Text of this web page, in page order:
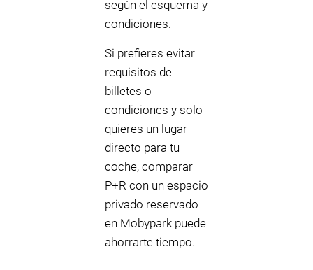
según el esquema y
condiciones.
Si prefieres evitar
requisitos de
billetes o
condiciones y solo
quieres un lugar
directo para tu
coche, comparar
P+R con un espacio
privado reservado
en Mobypark puede
ahorrarte tiempo.